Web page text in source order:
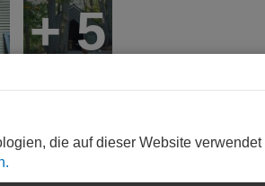
+ 5
für Wanderer. Sie gehört zur
Neustadt. Diese ist, zusammen mit
die auf dieser Website verwendet